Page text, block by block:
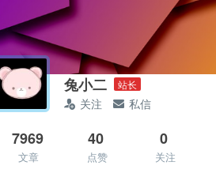
兔小二 站长
关注 私信
7969
文章
40
点赞
0
关注